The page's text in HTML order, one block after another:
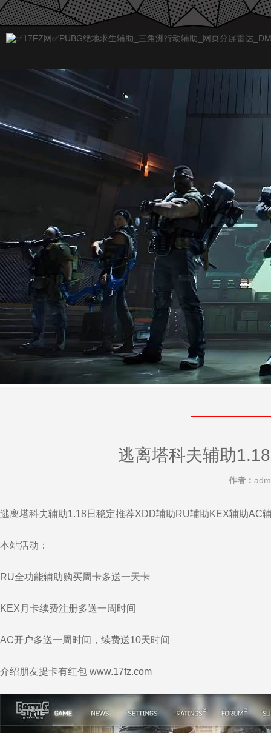
逃离塔科夫辅助
作者：
逃离塔科夫辅助1.18日稳定推荐XDD辅助RU辅助KEX辅助AC
本站活动：
RU全功能辅助购买周卡多送一天卡
KEX月卡续费注册多送一周时间
AC开户多送一周时间，续费送10天时间
介绍朋友提卡有红包 www.17fz.com